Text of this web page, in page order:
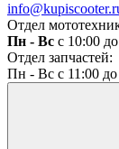
Отдел
Пн - Вс с 10:00
Отдел запчастей:
Пн - Вс с 11:00